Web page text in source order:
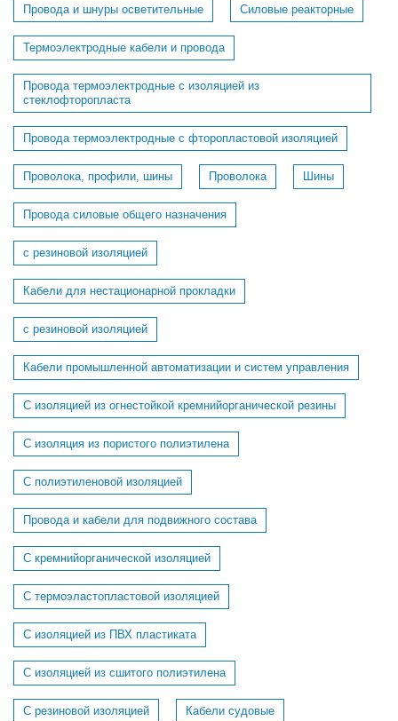
Провода и шнуры осветительные Силовые реакторные
Термоэлектродные кабели и провода
Провода термоэлектродные с изоляцией из
стеклофторопласта
Провода термоэлектродные с фторопластовой изоляцией
Проволока, профили, шины Проволока Шины
Провода силовые общего назначения
с резиновой изоляцией
Кабели для нестационарной прокладки
с резиновой изоляцией
Кабели промышленной автоматизации и систем управления
С изоляцией из огнестойкой кремнийорганической резины
С изоляция из пористого полиэтилена
С полиэтиленовой изоляцией
Провода и кабели для подвижного состава
C кремнийорганической изоляцией
C термоэластопластовой изоляцией
С изоляцией из ПВХ пластиката
С изоляцией из сшитого полиэтилена
С резиновой изоляцией Кабели судовые